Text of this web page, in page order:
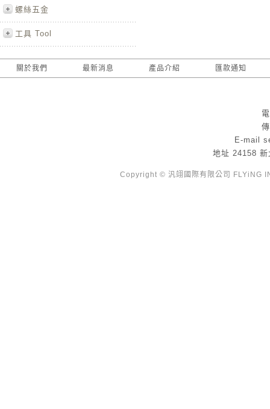
螺絲五金
工具 Tool
關於我們 最新消息 產品介紹 匯款通知
E-mail
地址 24158 新
Copyright © 汎翊國際有限公司 FLYiNG